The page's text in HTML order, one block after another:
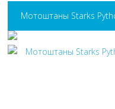
Мотоштаны Starks